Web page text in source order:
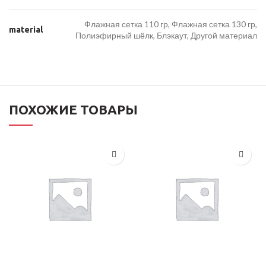
material
Флажная сетка 110 гр, Флажная сетка 130 гр,
Полиэфирный шёлк, Блэкаут, Другой материал
ПОХОЖИЕ ТОВАРЫ